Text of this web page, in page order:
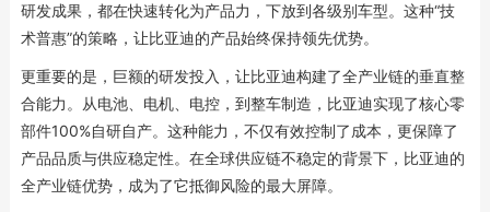
研发成果，都在快速转化为产品力，下放到各级别车型。这种“技
术普惠”的策略，让比亚迪的产品始终保持领先优势。
更重要的是，巨额的研发投入，让比亚迪构建了全产业链的垂直整
合能力。从电池、电机、电控，到整车制造，比亚迪实现了核心零
部件100%自研自产。这种能力，不仅有效控制了成本，更保障了
产品品质与供应稳定性。在全球供应链不稳定的背景下，比亚迪的
全产业链优势，成为了它抵御风险的最大屏障。